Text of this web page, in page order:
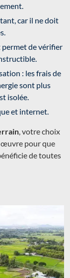
car il ne doit
permet de vérifier
: les frais de
sont plus
isolée.
et internet.
, votre choix
œuvre pour que
de toutes